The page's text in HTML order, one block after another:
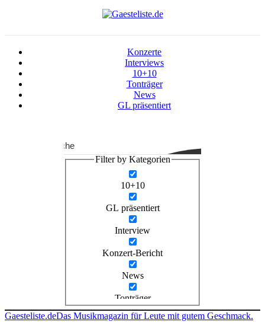
Konzerte
Interviews
10+10
Tonträger
News
GL präsentiert
Suche
Filter by Kategorien
10+10
GL präsentiert
Interview
Konzert-Bericht
News
Tonträger
Gaesteliste.deDas Musikmagazin für Leute mit gutem Geschmack.